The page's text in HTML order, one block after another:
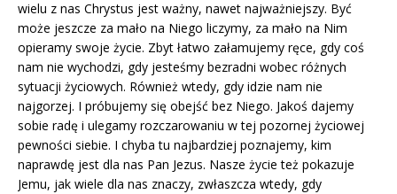
wielu z nas Chrystus jest ważny, nawet najważniejszy. Być
może jeszcze za mało na Niego liczymy, za mało na Nim
opieramy swoje życie. Zbyt łatwo załamujemy ręce, gdy coś
nam nie wychodzi, gdy jesteśmy bezradni wobec różnych
sytuacji życiowych. Również wtedy, gdy idzie nam nie
najgorzej. I próbujemy się obejść bez Niego. Jakoś dajemy
sobie radę i ulegamy rozczarowaniu w tej pozornej życiowej
pewności siebie. I chyba tu najbardziej poznajemy, kim
naprawdę jest dla nas Pan Jezus. Nasze życie też pokazuje
Jemu, jak wiele dla nas znaczy, zwłaszcza wtedy, gdy